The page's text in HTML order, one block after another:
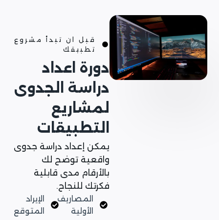
قبل ان تبدأ مشروع
تطبيقك
دورة اعداد
دراسة الجدوى
لمشاريع
التطبيقات
يمكن إعداد دراسة جدوى
واقعية توضح لك
بالأرقام مدى قابلية
فكرتك للنجاح.
المصاريف
الأولية
الإيراد
المتوقع